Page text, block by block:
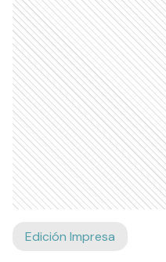
Edición Impresa